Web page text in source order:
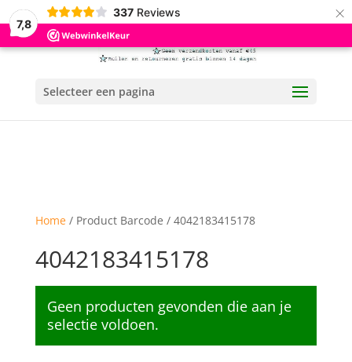
7,8
337 Reviews ×
Selecteer een pagina
Home/ Product Barcode / 4042183415178
4042183415178
Geen producten gevonden die aan je
selectie voldoen.